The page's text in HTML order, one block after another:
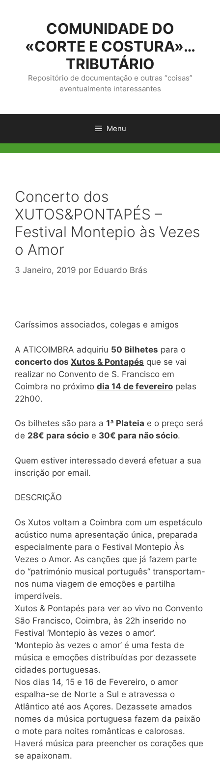
conteúdo
COMUNIDADE DO
«CORTE E COSTURA»…
TRIBUTÁRIO
Repositório de documentação e outras “coisas”
eventualmente interessantes
Menu
Concerto dos
XUTOS&PONTAPÉS –
Festival Montepio às Vezes
o Amor
3 Janeiro, 2019 por Eduardo Brás
Caríssimos associados, colegas e amigos
A ATICOIMBRA adquiriu 50 Bilhetes para o
concerto dos Xutos & Pontapés que se vai
realizar no Convento de S. Francisco em
Coimbra no próximo dia 14 de fevereiro pelas
22h00.
Os bilhetes são para a 1ª Plateia e o preço será
de 28€ para sócio e 30€ para não sócio.
Quem estiver interessado deverá efetuar a sua
inscrição por email.
DESCRIÇÃO
Os Xutos voltam a Coimbra com um espetáculo
acústico numa apresentação única, preparada
especialmente para o Festival Montepio Às
Vezes o Amor. As canções que já fazem parte
do “património musical português” transportam-
nos numa viagem de emoções e partilha
imperdíveis.
Xutos & Pontapés para ver ao vivo no Convento
São Francisco, Coimbra, às 22h inserido no
Festival ‘Montepio às vezes o amor’.
‘Montepio às vezes o amor’ é uma festa de
música e emoções distribuídas por dezassete
cidades portuguesas.
Nos dias 14, 15 e 16 de Fevereiro, o amor
espalha-se de Norte a Sul e atravessa o
Atlântico até aos Açores. Dezassete amados
nomes da música portuguesa fazem da paixão
o mote para noites românticas e calorosas.
Haverá música para preencher os corações que
se apaixonam.